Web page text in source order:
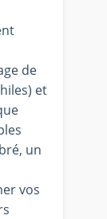
de
et
un
vos